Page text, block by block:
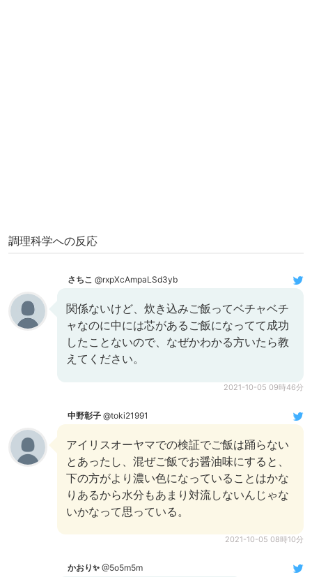
調理科学への反応
さちこ @rxpXcAmpaLSd3yb
関係ないけど、炊き込みご飯ってベチャベチ
ャなのに中には芯があるご飯になってて成功
したことないので、なぜかわかる方いたら教
えてください。
2021-10-05 09時46分
中野彰子 @toki21991
アイリスオーヤマでの検証でご飯は踊らない
とあったし、混ぜご飯でお醤油味にすると、
下の方がより濃い色になっていることはかな
りあるから水分もあまり対流しないんじゃな
いかなって思っている。
2021-10-05 08時10分
かおり✨ @5o5m5m